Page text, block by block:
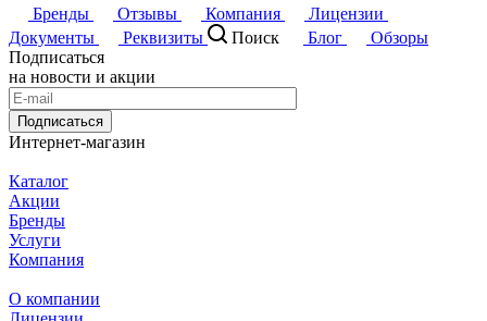
Бренды
Отзывы Компания
Лицензии
Документы
Реквизиты Поиск Блог
Обзоры
Подписаться
на новости и акции
Подписаться
Интернет-магазин
Каталог
Акции
Бренды
Услуги
Компания
О компании